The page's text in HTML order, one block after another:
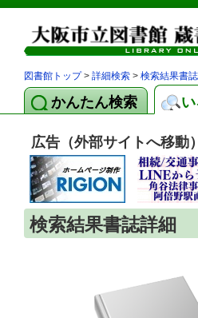
図書館トップ> 詳細検索 > 検索結果書
かんたん検索
広告（外部サイトへ移動）
検索結果書誌詳細